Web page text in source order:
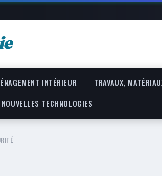
INTÉRIEUR TRAVAUX,
TECHNOLOGIES